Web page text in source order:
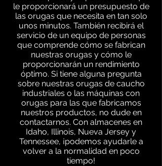
le proporcionará un presupuesto de
las orugas que necesita en tan solo
unos minutos. También recibirá el
servicio de un equipo de personas
que comprende cómo se fabrican
nuestras orugas y cómo le
proporcionarán un rendimiento
óptimo. Si tiene alguna pregunta
sobre nuestras orugas de caucho
industriales o las máquinas con
orugas para las que fabricamos
nuestros productos, no dude en
contactarnos. Con almacenes en
Idaho, Illinois, Nueva Jersey y
Tennessee, ¡podemos ayudarle a
volver a la normalidad en poco
tiempo!